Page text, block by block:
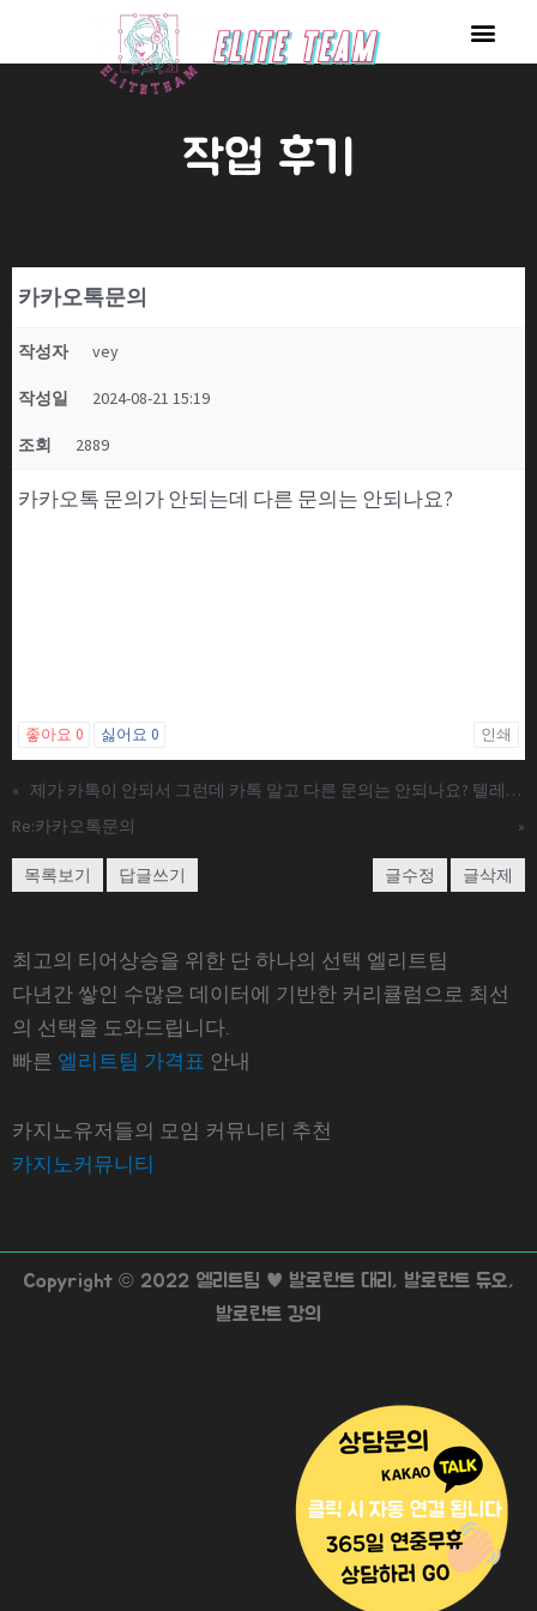
작업 후기
카카오톡문의
작성자 vey
작성일 2024-08-21 15:19
조회 2889
카카오톡 문의가 안되는데 다른 문의는 안되나요?
좋아요 0 싫어요 0 인쇄
«
제가 카톡이 안되서 그런데 카톡 말고 다른 문의는 안되나요? 텔레그램 찾아보니 없어서요.
Re:카카오톡문의
»
목록보기 답글쓰기 글수정 글삭제
최고의 티어상승을 위한 단 하나의 선택 엘리트팀
다년간 쌓인 수많은 데이터에 기반한 커리큘럼으로 최선
의 선택을 도와드립니다.
빠른 엘리트팀 가격표 안내
카지노유저들의 모임 커뮤니티 추천
카지노커뮤니티
Copyright © 2022 엘리트팀 ♥ 발로란트 대리, 발로란트 듀오,
발로란트 강의